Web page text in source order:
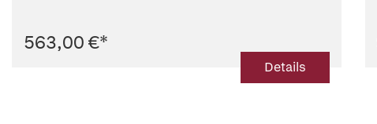
563,00 €*
Details